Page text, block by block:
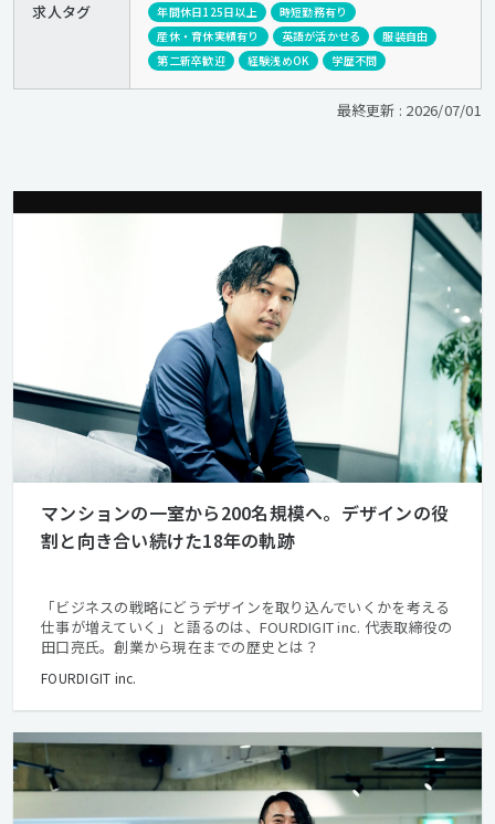
求人タグ
年間休日125日以上
時短勤務有り
産休・育休実績有り
英語が活かせる
服装自由
第二新卒歓迎
経験浅めOK 学歴不問
最終更新 : 2026/07/01
マンションの一室から200名規模へ。デザインの役
割と向き合い続けた18年の軌跡
「ビジネスの戦略にどうデザインを取り込んでいくかを考える
仕事が増えていく」と語るのは、FOURDIGIT inc. 代表取締役の
田口亮氏。創業から現在までの歴史とは？
FOURDIGIT inc.